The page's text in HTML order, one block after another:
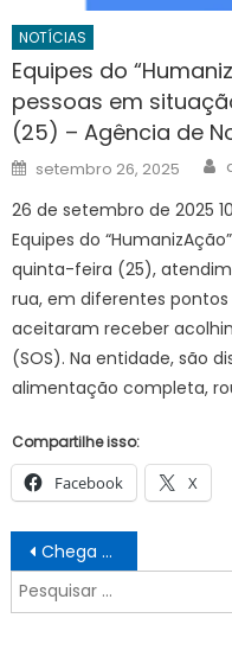
NOTÍCIAS
Equipes do
pessoas em
(25) – Agência de
Posted
on
setembro 26, 2025
26 de setembro de 2025
Equipes do
quinta-feira (25),
rua, em diferentes
aceitaram receber
(SOS). Na entidade, são
alimentação completa,
Compartilhe isso:
Facebook X
Navegação
de
Post
Chega ao fim a luta de Joel Datena
Pesquisar
por: